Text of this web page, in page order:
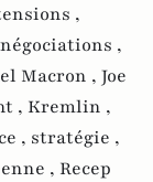
,
négociations ,
Macron , Joe
, Kremlin ,
, stratégie ,
, Recep